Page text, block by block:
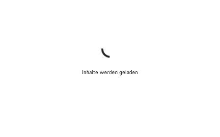
Inhalte werden geladen